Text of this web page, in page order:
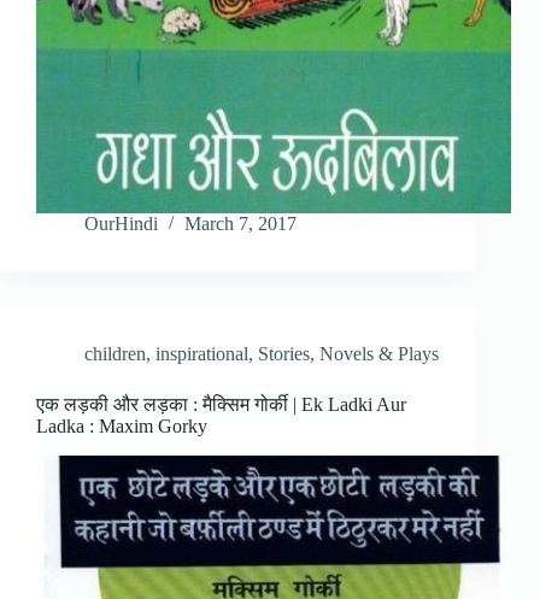
OurHindi March 7, 2017
children, inspirational, Stories, Novels & Plays
एक लड़की और लड़का : मैक्सिम गोर्की | Ek Ladki Aur
Ladka : Maxim Gorky